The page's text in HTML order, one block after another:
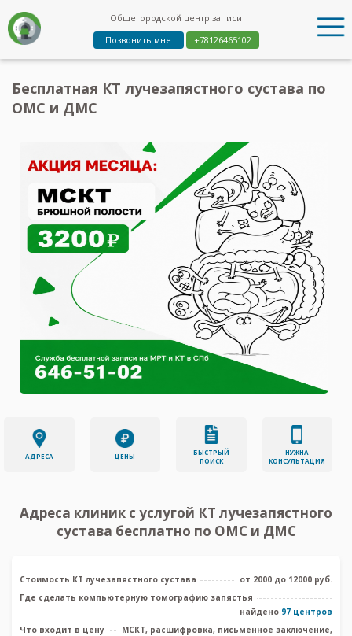
Общегородской центр записи
Позвонить мне
+78126465102
Бесплатная КТ лучезапястного сустава по
ОМС и ДМС
АДРЕСА ЦЕНЫ
БЫСТРЫЙ
ПОИСК
НУЖНА
КОНСУЛЬТАЦИЯ
Адреса клиник с услугой КТ лучезапястного
сустава бесплатно по ОМС и ДМС
Стоимость КТ лучезапястного сустава
от 2000 до 12000 руб.
Где сделать компьютерную томографию запястья
найдено 97 центров
Что входит в цену
МСКТ, расшифровка, письменное заключение,